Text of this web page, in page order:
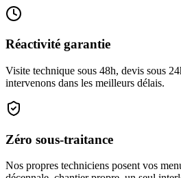
Réactivité garantie
Visite technique sous 48h, devis sous
intervenons dans les meilleurs délais.
Zéro sous-traitance
Nos propres techniciens posent vos